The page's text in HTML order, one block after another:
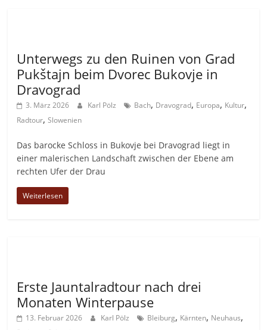
Unterwegs zu den Ruinen von Grad
Pukštajn beim Dvorec Bukovje in
Dravograd
3. März 2026 Karl Pölz Bach, Dravograd, Europa, Kultur,
Radtour,Slowenien
Das barocke Schloss in Bukovje bei Dravograd liegt in
einer malerischen Landschaft zwischen der Ebene am
rechten Ufer der Drau
Weiterlesen
Erste Jauntalradtour nach drei
Monaten Winterpause
13. Februar 2026 Karl Pölz Bleiburg, Kärnten, Neuhaus,